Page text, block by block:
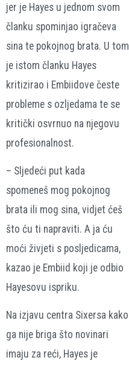
jer je Hayes u jednom svom
članku spominjao igračeva
sina te pokojnog brata. U tom
je istom članku Hayes
kritizirao i Embiidove česte
probleme s ozljedama te se
kritički osvrnuo na njegovu
profesionalnost.
– Sljedeći put kada
spomeneš mog pokojnog
brata ili mog sina, vidjet ćeš
što ću ti napraviti. A ja ću
moći živjeti s posljedicama,
kazao je Embiid koji je odbio
Hayesovu ispriku.
Na izjavu centra Sixersa kako
ga nije briga što novinari
imaju za reći, Hayes je